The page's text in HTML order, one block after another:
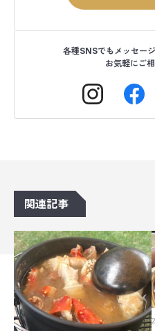
各種SNSでもメッセー
お気軽にご
関連記事